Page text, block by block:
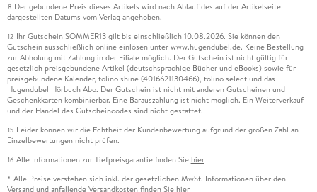
8 Der gebundene Preis dieses Artikels wird nach Ablauf des auf der Artikelseite
dargestellten Datums vom Verlag angehoben.
12 Ihr Gutschein SOMMER13 gilt bis einschließlich 10.08.2026. Sie können den
Gutschein ausschließlich online einlösen unter www.hugendubel.de. Keine Bestellung
zur Abholung mit Zahlung in der Filiale möglich. Der Gutschein ist nicht gültig für
gesetzlich preisgebundene Artikel (deutschsprachige Bücher und eBooks) sowie für
preisgebundene Kalender, tolino shine (4016621130466), tolino select und das
Hugendubel Hörbuch Abo. Der Gutschein ist nicht mit anderen Gutscheinen und
Geschenkkarten kombinierbar. Eine Barauszahlung ist nicht möglich. Ein Weiterverkauf
und der Handel des Gutscheincodes sind nicht gestattet.
15 Leider können wir die Echtheit der Kundenbewertung aufgrund der großen Zahl an
Einzelbewertungen nicht prüfen.
16 Alle Informationen zur Tiefpreisgarantie finden Sie hier
* Alle Preise verstehen sich inkl. der gesetzlichen MwSt. Informationen über den
Versand und anfallende Versandkosten finden Sie hier